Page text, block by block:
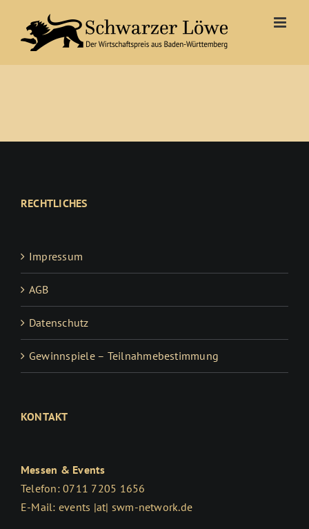
Inhalt
springen
RECHTLICHES
Impressum
AGB
Datenschutz
Gewinnspiele – Teilnahmebestimmung
KONTAKT
Messen & Events
Telefon: 0711 7205 1656
E-Mail: events |at| swm-network.de